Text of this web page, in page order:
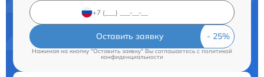
Оставить заявку
Нажимая на кнопку "Оставить заявку" Вы соглашаетесь c политикой
конфиденциальности